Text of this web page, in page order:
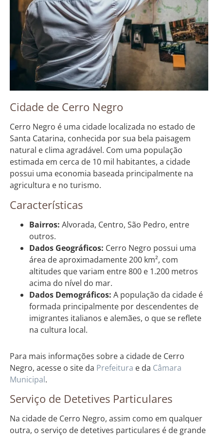
Cidade de Cerro Negro
Cerro Negro é uma cidade localizada no estado de
Santa Catarina, conhecida por sua bela paisagem
natural e clima agradável. Com uma população
estimada em cerca de 10 mil habitantes, a cidade
possui uma economia baseada principalmente na
agricultura e no turismo.
Características
Bairros: Alvorada, Centro, São Pedro, entre
outros.
Dados Geográficos: Cerro Negro possui uma
área de aproximadamente 200 km², com
altitudes que variam entre 800 e 1.200 metros
acima do nível do mar.
Dados Demográficos: A população da cidade é
formada principalmente por descendentes de
imigrantes italianos e alemães, o que se reflete
na cultura local.
Para mais informações sobre a cidade de Cerro
Negro, acesse o site da Prefeitura e da Câmara
Municipal.
Serviço de Detetives Particulares
Na cidade de Cerro Negro, assim como em qualquer
outra, o serviço de detetives particulares é de grande